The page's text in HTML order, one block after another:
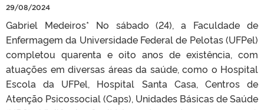
29/08/2024
Gabriel Medeiros* No sábado (24), a Faculdade de
Enfermagem da Universidade Federal de Pelotas (UFPel)
completou quarenta e oito anos de existência, com
atuações em diversas áreas da saúde, como o Hospital
Escola da UFPel, Hospital Santa Casa, Centros de
Atenção Psicossocial (Caps), Unidades Básicas de Saúde